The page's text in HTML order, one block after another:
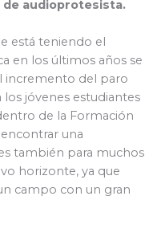
audioprotesista.
está teniendo el
en los últimos años se
incremento del paro
los jóvenes estudiantes
de la Formación
una
también para muchos
horizonte, ya que
campo con un gran